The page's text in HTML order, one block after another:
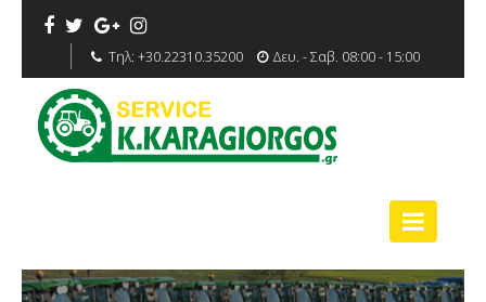
Τηλ: +30.22310.35200 Δευ. - Σαβ. 08:00 - 15:00